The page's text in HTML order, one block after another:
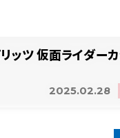
ッツ 仮面ライダー
2025.02.28